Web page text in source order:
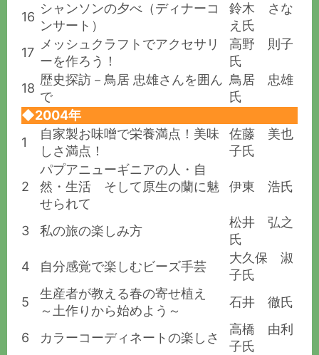
16
シャンソンの夕べ（ディナーコ
ンサート）
鈴木 さな
え氏
17
メッシュクラフトでアクセサリ
ーを作ろう！
高野 則子
氏
18
歴史探訪－鳥居 忠雄さんを囲ん
で
鳥居 忠雄
氏
◆2004年
1
自家製お味噌で栄養満点！美味
しさ満点！
佐藤 美也
子氏
2
パプアニューギニアの人・自
然・生活 そして原生の蘭に魅
せられて
伊東 浩氏
3 私の旅の楽しみ方
松井 弘之
氏
4
自分感覚で楽しむビーズ手芸
大久保 淑
子氏
5
生産者が教える春の寄せ植え
～土作りから始めよう～
石井 徹氏
6 カラーコーディネートの楽しさ
高橋 由利
子氏